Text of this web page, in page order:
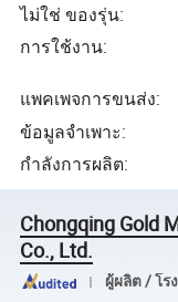
ไม่ใช่ ของรุ่น:
การใช้งาน:
แพคเพจการขนส่ง:
ข้อมูลจำเพาะ:
กำลังการผลิต:
Chongqing Gold
Co., Ltd.
ผู้ผลิต / โร